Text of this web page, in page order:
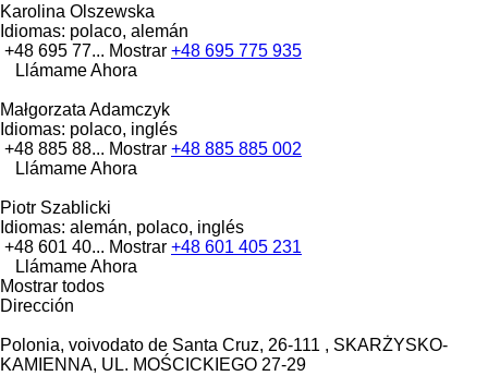
Karolina Olszewska
Idiomas: polaco, alemán
+48 695 77... Mostrar +48 695 775 935
Llámame Ahora
Małgorzata Adamczyk
Idiomas: polaco, inglés
+48 885 88... Mostrar +48 885 885 002
Llámame Ahora
Piotr Szablicki
Idiomas: alemán, polaco, inglés
+48 601 40... Mostrar +48 601 405 231
Llámame Ahora
Mostrar todos
Dirección
Polonia, voivodato de Santa Cruz, 26-111 , SKARŻYSKO-
KAMIENNA, UL. MOŚCICKIEGO 27-29